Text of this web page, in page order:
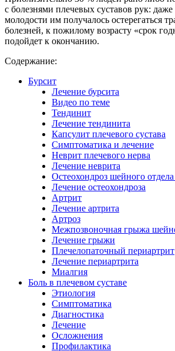
с болезнями плечевых суставов рук: даже
молодости им получалось остерегаться
болезней, к пожилому возрасту «срок
подойдет к окончанию.
Содержание:
Бурсит
Лечение бурсита
Видео по теме
Тендинит
Лечение тендинита
Капсулит плечевого сустава
Симптоматика и лечение
Неврит плечевого нерва
Лечение неврита
Остеохондроз шейного
Лечение остеохондроза
Артрит
Лечение артрита
Артроз
Межпозвоночная грыжа
Лечение грыжи
Плечелопаточный периартрит
Лечение периартрита
Миалгия
Боль в плечевом суставе
Этиология
Симптоматика
Диагностика
Лечение
Осложнения
Профилактика